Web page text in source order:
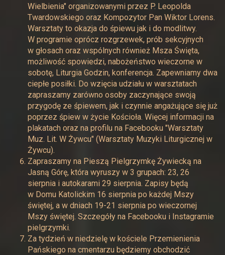
Wielbienia" organizowanymi przez P. Leopolda
Twardowskiego oraz Kompozytor Pan Wiktor Lorens.
Warsztaty to okazja do śpiewu jak i do modlitwy.
W programie oprócz rozgrzewek, prób sekcyjnych
w głosach oraz wspólnych również Msza Święta,
możliwość spowiedzi, nabożeństwo wieczorne w
sobotę, Liturgia Godzin, konferencja. Zapewniamy dwa
ciepłe posiłki. Do wzięcia udziału w warsztatach
zapraszamy zarówno osoby zaczynające swoją
przygodę ze śpiewem, jak i czynnie angażujące się już
poprzez śpiew w życie Kościoła. Więcej informacji na
plakatach oraz na profilu na Facebooku "Warsztaty
Muz. Lit. W Żywcu" (Warsztaty Muzyki Liturgicznej w
Żywcu).
Zapraszamy na Pieszą Pielgrzymkę Żywiecką na
Jasną Górę, która wyruszy w 3 grupach: 23, 26
sierpnia i autokarami 29 sierpnia. Zapisy będą
w Domu Katolickim 16 sierpnia po każdej Mszy
świętej, a w dniach 19-21 sierpnia po wieczornej
Mszy świętej. Szczegóły na Facebooku i Instagramie
pielgrzymki.
Za tydzień w niedzielę w kościele Przemienienia
Pańskiego na cmentarzu będziemy obchodzić